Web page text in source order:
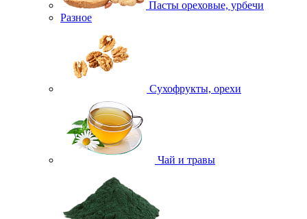
Пасты ореховые, урбечи
Разное
Сухофрукты, орехи
Чай и травы